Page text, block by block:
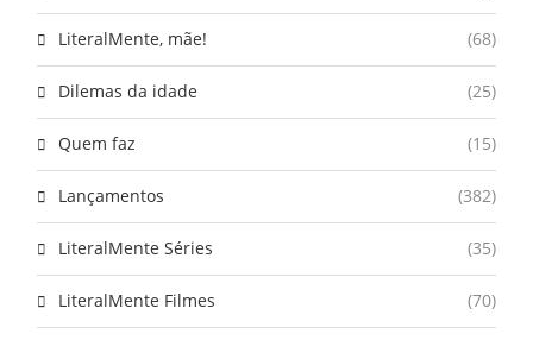
LiteralMente, mãe! (68)
Dilemas da idade (25)
Quem faz (15)
Lançamentos (382)
LiteralMente Séries (35)
LiteralMente Filmes (70)